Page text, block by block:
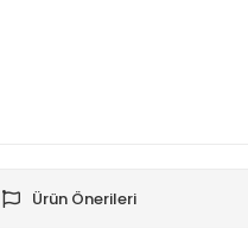
Ürün Önerileri